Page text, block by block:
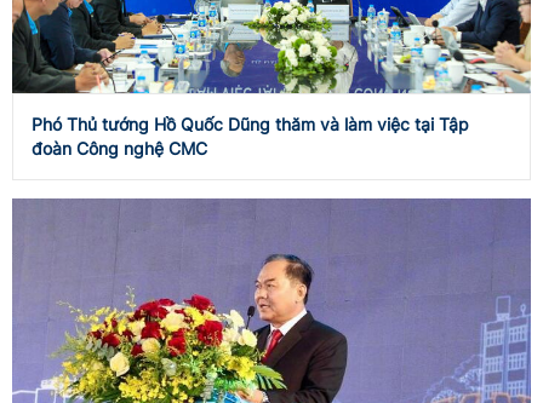
Phó Thủ tướng Hồ Quốc Dũng thăm và làm việc tại Tập
đoàn Công nghệ CMC